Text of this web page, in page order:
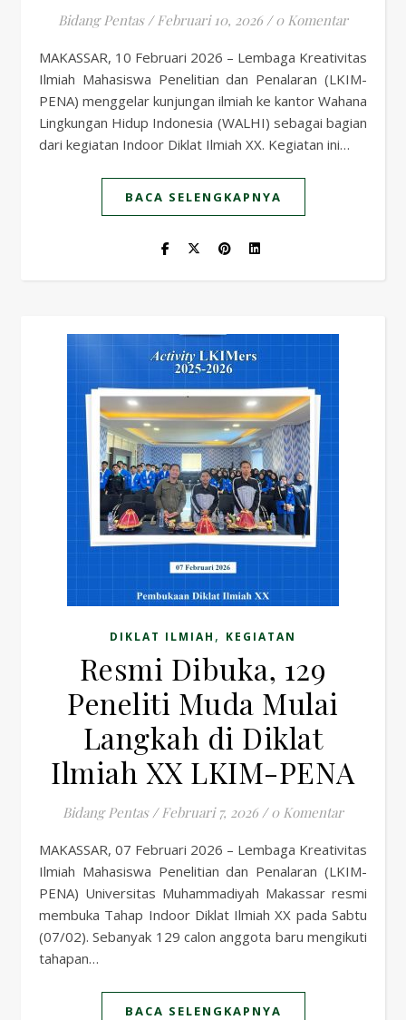
Bidang Pentas / Februari 10, 2026 / 0 Komentar
MAKASSAR, 10 Februari 2026 – Lembaga Kreativitas
Ilmiah Mahasiswa Penelitian dan Penalaran (LKIM-
PENA) menggelar kunjungan ilmiah ke kantor Wahana
Lingkungan Hidup Indonesia (WALHI) sebagai bagian
dari kegiatan Indoor Diklat Ilmiah XX. Kegiatan ini…
BACA SELENGKAPNYA
DIKLAT ILMIAH , KEGIATAN
Resmi Dibuka, 129
Peneliti Muda Mulai
Langkah di Diklat
Ilmiah XX LKIM-PENA
Bidang Pentas / Februari 7, 2026 / 0 Komentar
MAKASSAR, 07 Februari 2026 – Lembaga Kreativitas
Ilmiah Mahasiswa Penelitian dan Penalaran (LKIM-
PENA) Universitas Muhammadiyah Makassar resmi
membuka Tahap Indoor Diklat Ilmiah XX pada Sabtu
(07/02). Sebanyak 129 calon anggota baru mengikuti
tahapan…
BACA SELENGKAPNYA